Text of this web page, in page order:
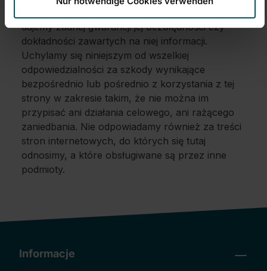
dajemy żadnej gwarancji jej bezbłędności czy
dokładności zawartych na niej informacji.
Uchylamy się niniejszym od wszelkiej
odpowiedzialności za szkody wynikające
bezpośrednio lub pośrednio z korzystania z tej
strony w zakresie takim, że nie można im
przypisać ani działania celowego, ani rażącego
zaniedbania. Nie odpowiadamy również za treści
stron internetowych, do których się tutaj
odnosimy, a które obsługiwane są przez inne
podmioty.
Informacje